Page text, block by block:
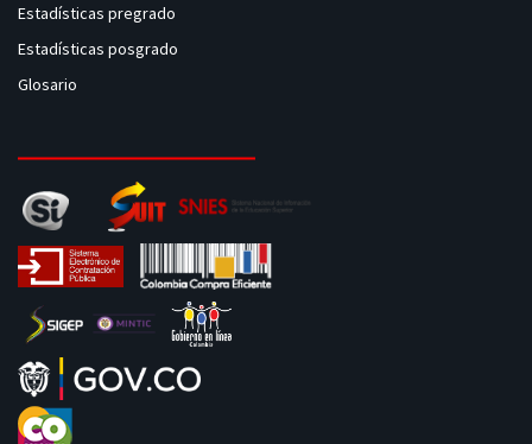
Estadísticas pregrado
Estadísticas posgrado
Glosario